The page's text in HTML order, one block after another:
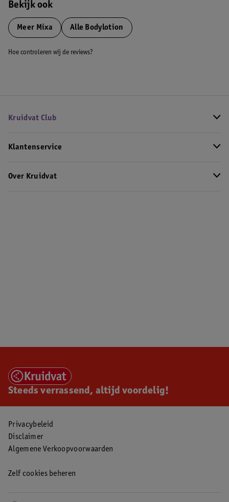
Bekijk ook
Meer Mixa Alle Bodylotion
Hoe controleren wij de reviews?
Kruidvat Club
Klantenservice
Over Kruidvat
Steeds verrassend, altijd voordelig!
Privacybeleid
Disclaimer
Algemene Verkoopvoorwaarden
Zelf cookies beheren